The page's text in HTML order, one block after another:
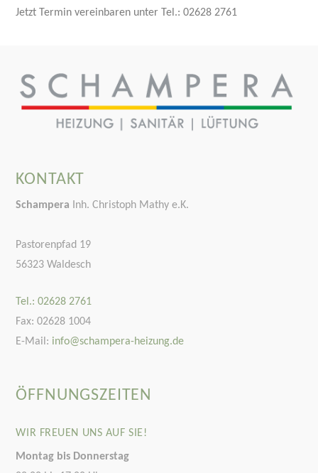
Jetzt Termin vereinbaren unter Tel.: 02628 2761
KONTAKT
Schampera Inh. Christoph Mathy e.K.
Pastorenpfad 19
56323 Waldesch
Tel.: 02628 2761
Fax: 02628 1004
E-Mail: info@schampera-heizung.de
ÖFFNUNGSZEITEN
WIR FREUEN UNS AUF SIE!
Montag bis Donnerstag